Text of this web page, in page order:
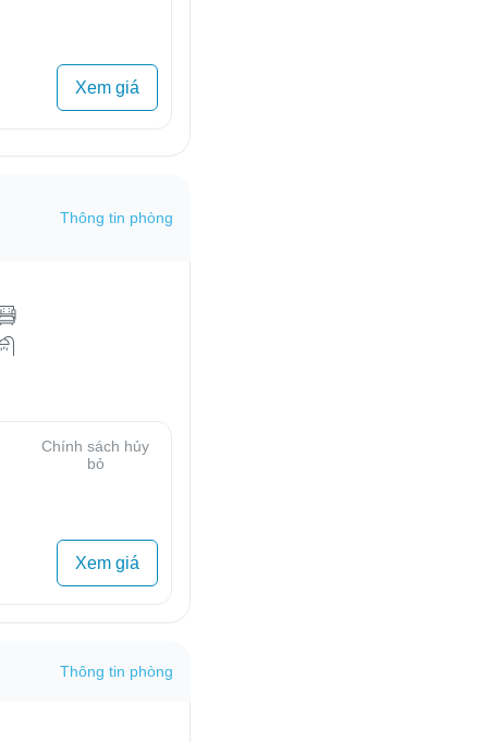
Xem giá
Thông tin phòng
Chính sách hủy
bỏ
Xem giá
Thông tin phòng